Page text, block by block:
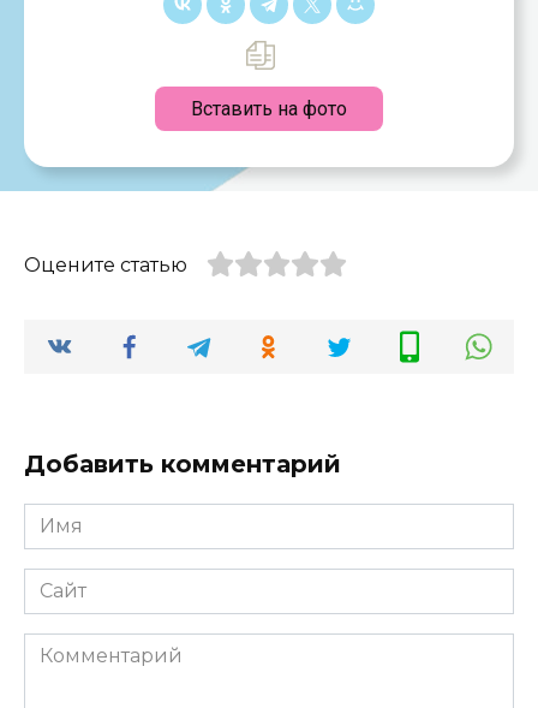
Вставить на фото
Оцените статью
Добавить комментарий
Имя
*
Сайт
Комментарий